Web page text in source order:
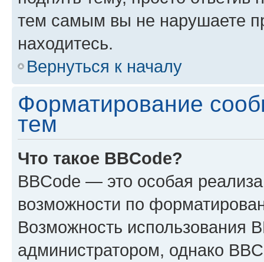
тем самым вы не нарушаете
находитесь.
Вернуться к началу
Форматирование
тем
Что такое BBCode?
BBCode — это особая
возможности по
Возможность использования
администратором, однако